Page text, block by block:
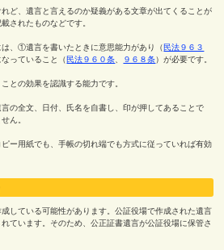
ど、遺言と言えるのか疑義がある文章が出てくることが
されたものなどです。
、①遺言を書いたときに意思能力があり（民法９６３
っていること（民法９６０条 ９６８条）が必要です。
との効果を認識する能力です。
の全文、日付、氏名を自書し、印が押してあることで
ん。
ー用紙でも、手帳の切れ端でも方式に従っていれば有効
している可能性があります。公証役場で作成された遺言
ています。そのため、公正証書遺言が公証役場に保管さ